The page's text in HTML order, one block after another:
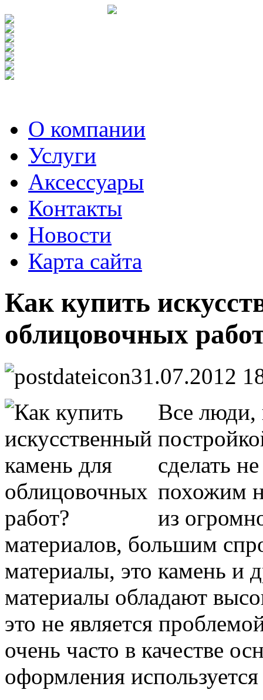
О компании
Услуги
Аксесcуары
Контакты
Новости
Карта сайта
Как купить
облицовочных
31.07.2012
Все люди,
сделать
похожим
из
материалов, большим
материалы, это камень и
материалы обладают
это не является
очень часто в качестве
оформления